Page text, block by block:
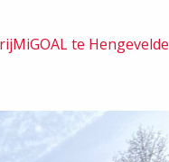
te Hengevelde